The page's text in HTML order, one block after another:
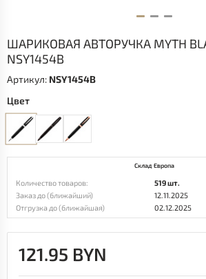
ШАРИКОВАЯ АВТОРУЧКА MYTH
NSY1454B
Артикул: NSY1454B
Цвет
Склад Европа
Количество товаров:
519 шт.
Заказ до (ближайший)
12.11.2025
Отгрузка до (ближайшая)
02.12.2025
121.95 BYN